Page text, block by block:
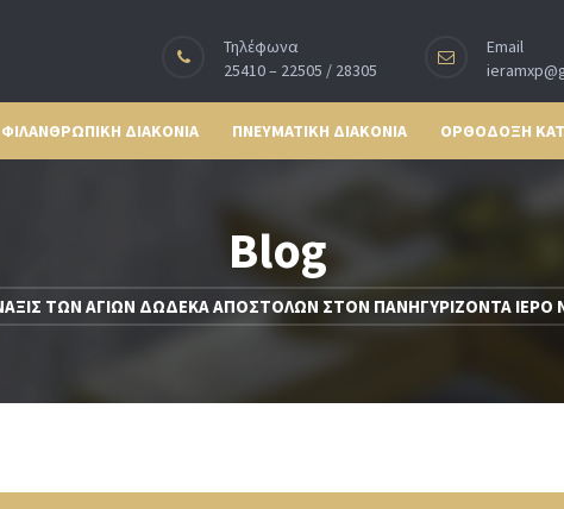
Τηλέφωνα
25410 – 22505 / 28305
Email
ΦΙΛΑΝΘΡΩΠΙΚΗ ΔΙΑΚΟΝΙΑ ΠΝΕΥΜΑΤΙΚΗ ΔΙΑΚΟΝΙΑ ΟΡΘΟΔΟΞΗ
Blog
ΤΩΝ ΑΓΙΩΝ ΔΩΔΕΚΑ ΑΠΟΣΤΟΛΩΝ ΣΤΟΝ ΠΑΝΗΓΥΡΙΖΟΝΤΑ